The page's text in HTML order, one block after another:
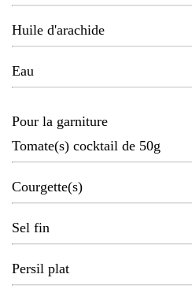
Huile d'arachide
Eau
Pour la garniture
Tomate(s) cocktail de 50g
Courgette(s)
Sel fin
Persil plat